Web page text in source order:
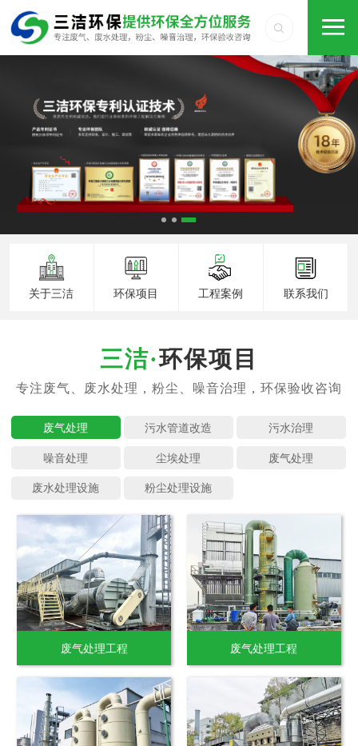
关于三洁 环保项目 工程案例 联系我们
环保项目
废气处理 污水管道 污水治理
噪音处理 尘埃处理 废气处理
废水处理 粉尘处理
废气处理工程 废气处理工程